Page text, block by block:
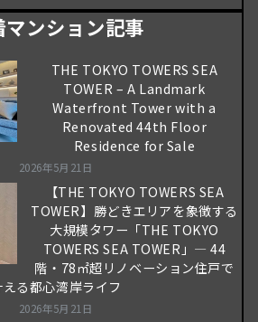
マンション記事
THE TOKYO TOWERS SEA
TOWER – A Landmark
Waterfront Tower with a
Renovated 44th Floor
Residence for Sale
2026年5月21日
【THE TOKYO TOWERS SEA
TOWER】勝どきエリアを象徴する
大規模タワー「THE TOKYO
TOWERS SEA TOWER」― 44
階・78㎡超リノベーション住戸で
える都心湾岸ライフ
2026年5月21日